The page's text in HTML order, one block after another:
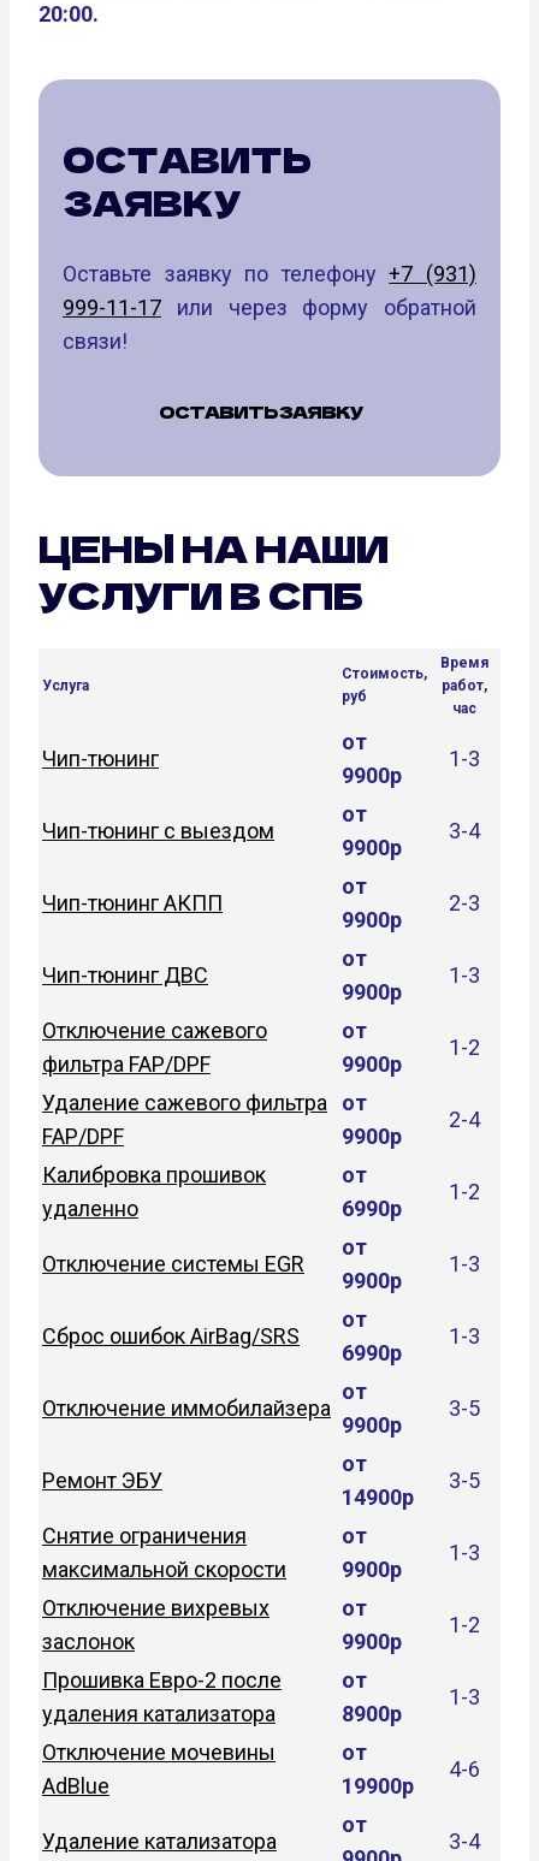
20:00.
ОСТАВИТЬ
ЗАЯВКУ
Оставьте заявку по телефону+7 (931)
999-11-17 или через форму обратной
связи!
ОСТАВИТЬ ЗАЯВКУ
ЦЕНЫ НА НАШИ
УСЛУГИ В СПБ
Услуга
Стоимость,
руб
Время
работ,
час
Чип-тюнинг
от
9900р
1-3
Чип-тюнинг с выездом
от
9900р
3-4
Чип-тюнинг АКПП
от
9900р
2-3
Чип-тюнинг ДВС
от
9900р
1-3
Отключение сажевого
фильтра FAP/DPF
от
9900р
1-2
Удаление сажевого фильтра
FAP/DPF
от
9900р
2-4
Калибровка прошивок
удаленно
от
6990р
1-2
Отключение системы EGR
от
9900р
1-3
Сброс ошибок AirBag/SRS
от
6990р
1-3
Отключение иммобилайзера
от
9900р
3-5
Ремонт ЭБУ
от
14900р
3-5
Снятие ограничения
максимальной скорости
от
9900р
1-3
Отключение вихревых
заслонок
от
9900р
1-2
Прошивка Евро-2 после
удаления катализатора
от
8900р
1-3
Отключение мочевины
AdBlue
от
19900р
4-6
Удаление катализатора
от
3-4